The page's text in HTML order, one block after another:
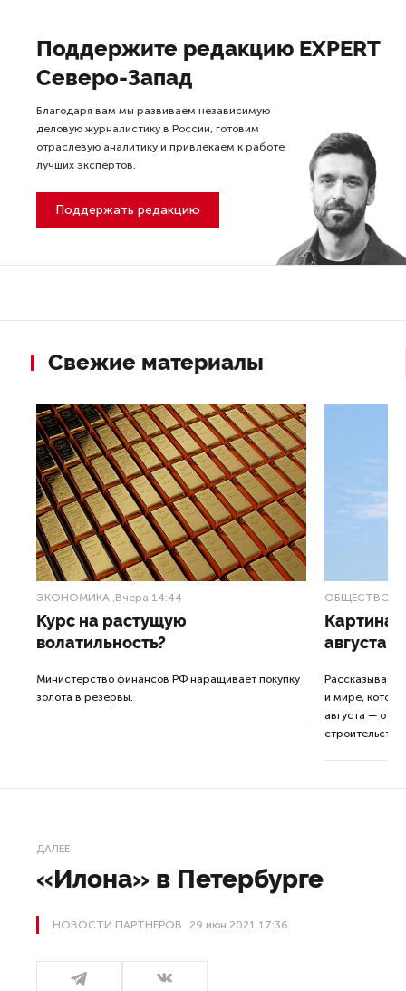
Поддержите редакцию EXPERT
Северо-Запад
Благодаря вам мы развиваем независимую
деловую журналистику в России, готовим
отраслевую аналитику и привлекаем к работе
лучших экспертов.
Поддержать редакцию
Свежие материалы
ЭКОНОМИКА ,Вчера 14:44
Курс на растущую
волатильность?
Министерство финансов РФ наращивает покупку
золота в резервы.
ОБЩЕСТВО
Картина
августа
Рассказываем
и мире,
августа — от
ДАЛЕЕ
«Илона» в Петербурге
НОВОСТИ ПАРТНЕРОВ 29 июн 2021 17:36